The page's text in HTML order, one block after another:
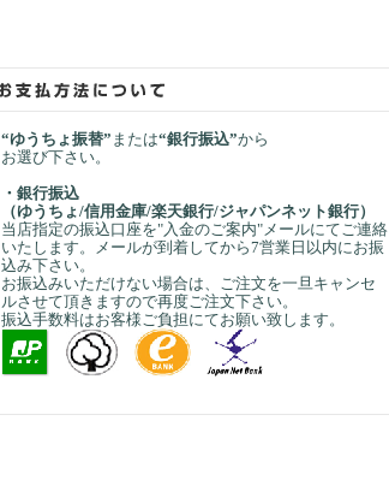
“ゆうちょ振替” または“銀行振込”から
お選び下さい。
・銀行振込
（ゆうちょ/信用金庫/楽天銀行/ジャパンネット銀行）
当店指定の振込口座を"入金のご案内"メールにてご連絡
いたします。メールが到着してから7営業日以内にお振
込み下さい。
お振込みいただけない場合は、ご注文を一旦キャンセ
ルさせて頂きますので再度ご注文下さい。
振込手数料はお客様ご負担にてお願い致します。